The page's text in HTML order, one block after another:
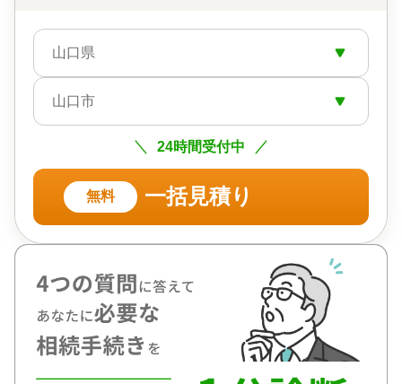
山口県
山口市
24時間受付中
無料 一括見積り